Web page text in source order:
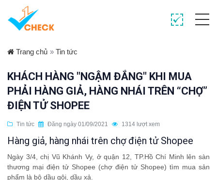
Trang chủ » Tin tức
KHÁCH HÀNG "NGẬM ĐẮNG" KHI MUA
PHẢI HÀNG GIẢ, HÀNG NHÁI TRÊN “CHỢ”
ĐIỆN TỬ SHOPEE
Tin tức Đăng ngày 01/09/2021 1314 lượt xem
Hàng giả, hàng nhái trên chợ điện tử Shopee
Ngày 3/4, chị Vũ Khánh Vy, ở quận 12, TP.Hồ Chí Minh lên sàn
thương mại điện tử Shopee (chợ điện tử Shopee) tìm mua sản
phẩm là bộ dầu gội, dầu xả.